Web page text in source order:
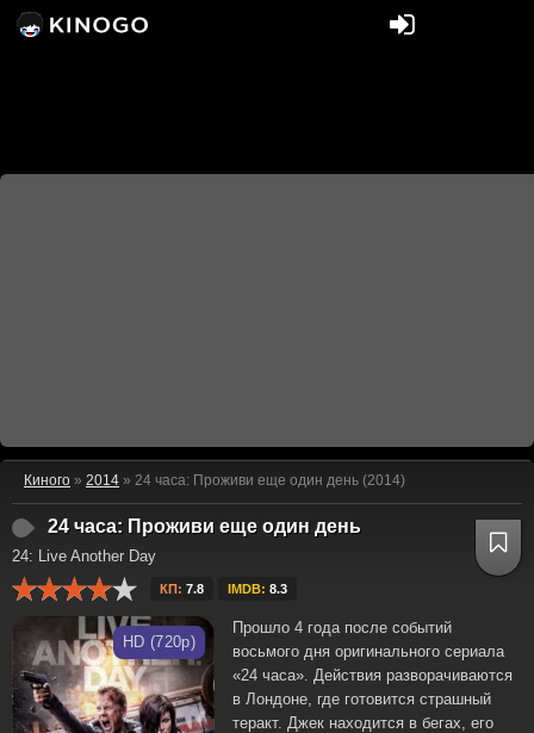
Киного » 2014 » 24 часа: Проживи еще один день (2014)
24 часа: Проживи еще один день
24: Live Another Day
КП: 7.8 IMDB: 8.3
HD (720p)
Прошло 4 года после событий
восьмого дня оригинального сериала
«24 часа». Действия разворачиваются
в Лондоне, где готовится страшный
теракт. Джек находится в бегах, его